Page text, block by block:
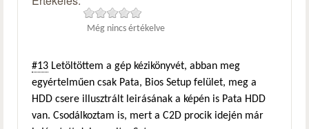
Még nincs értékelve
#13 Letöltöttem a gép kézikönyvét, abban meg
egyértelműen csak Pata, Bios Setup felület, meg a
HDD csere illusztrált leirásának a képén is Pata HDD
van. Csodálkoztam is, mert a C2D procik idején már